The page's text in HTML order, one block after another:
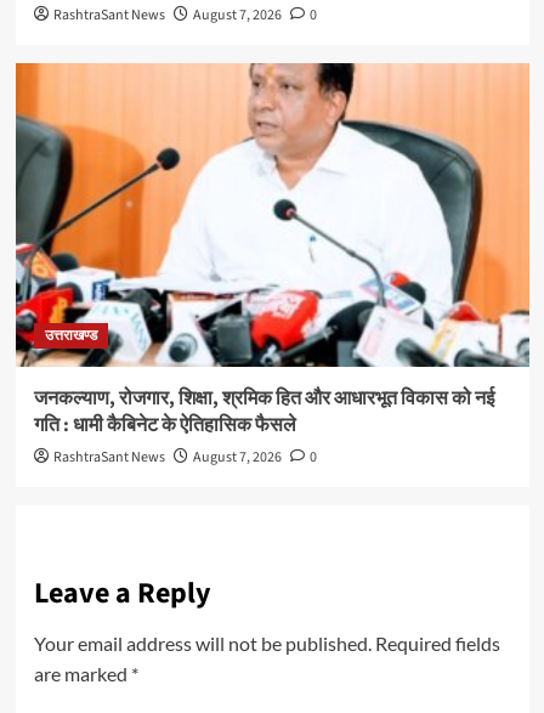
RashtraSant News August 7, 2026 0
उत्तराखण्ड
जनकल्याण, रोजगार, शिक्षा, श्रमिक हित और आधारभूत विकास को नई
गति : धामी कैबिनेट के ऐतिहासिक फैसले
RashtraSant News August 7, 2026 0
Leave a Reply
Your email address will not be published. Required fields
are marked *